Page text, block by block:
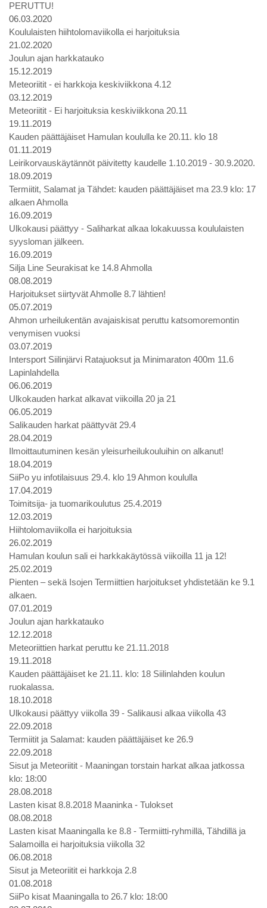
PERUTTU!
06.03.2020
Koululaisten hiihtolomaviikolla ei harjoituksia
21.02.2020
Joulun ajan harkkatauko
15.12.2019
Meteoriitit - ei harkkoja keskiviikkona 4.12
03.12.2019
Meteoriitit - Ei harjoituksia keskiviikkona 20.11
19.11.2019
Kauden päättäjäiset Hamulan koululla ke 20.11. klo 18
01.11.2019
Leirikorvauskäytännöt päivitetty kaudelle 1.10.2019 - 30.9.2020.
18.09.2019
Termiitit, Salamat ja Tähdet: kauden päättäjäiset ma 23.9 klo: 17
alkaen Ahmolla
16.09.2019
Ulkokausi päättyy - Saliharkat alkaa lokakuussa koululaisten
syysloman jälkeen.
16.09.2019
Silja Line Seurakisat ke 14.8 Ahmolla
08.08.2019
Harjoitukset siirtyvät Ahmolle 8.7 lähtien!
05.07.2019
Ahmon urheilukentän avajaiskisat peruttu katsomoremontin
venymisen vuoksi
03.07.2019
Intersport Siilinjärvi Ratajuoksut ja Minimaraton 400m 11.6
Lapinlahdella
06.06.2019
Ulkokauden harkat alkavat viikoilla 20 ja 21
06.05.2019
Salikauden harkat päättyvät 29.4
28.04.2019
Ilmoittautuminen kesän yleisurheilukouluihin on alkanut!
18.04.2019
SiiPo yu infotilaisuus 29.4. klo 19 Ahmon koululla
17.04.2019
Toimitsija- ja tuomarikoulutus 25.4.2019
12.03.2019
Hiihtolomaviikolla ei harjoituksia
26.02.2019
Hamulan koulun sali ei harkkakäytössä viikoilla 11 ja 12!
25.02.2019
Pienten – sekä Isojen Termiittien harjoitukset yhdistetään ke 9.1
alkaen.
07.01.2019
Joulun ajan harkkatauko
12.12.2018
Meteoriittien harkat peruttu ke 21.11.2018
19.11.2018
Kauden päättäjäiset ke 21.11. klo: 18 Siilinlahden koulun
ruokalassa.
18.10.2018
Ulkokausi päättyy viikolla 39 - Salikausi alkaa viikolla 43
22.09.2018
Termiitit ja Salamat: kauden päättäjäiset ke 26.9
22.09.2018
Sisut ja Meteoriitit - Maaningan torstain harkat alkaa jatkossa
klo: 18:00
28.08.2018
Lasten kisat 8.8.2018 Maaninka - Tulokset
08.08.2018
Lasten kisat Maaningalla ke 8.8 - Termiitti-ryhmillä, Tähdillä ja
Salamoilla ei harjoituksia viikolla 32
06.08.2018
Sisut ja Meteoriitit ei harkkoja 2.8
01.08.2018
SiiPo kisat Maaningalla to 26.7 klo: 18:00